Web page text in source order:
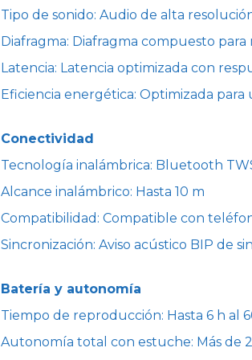
Tipo de sonido: Audio de alta
Diafragma: Diafragma compuesto para
Latencia: Latencia optimizada con
Eficiencia energética: Optimizada
Conectividad
Tecnología inalámbrica: Bluetooth
Alcance inalámbrico: Hasta 10 m
Compatibilidad: Compatible con
Sincronización: Aviso acústico BIP de
Batería y autonomía
Tiempo de reproducción: Hasta 6 h al
Autonomía total con estuche: Más de